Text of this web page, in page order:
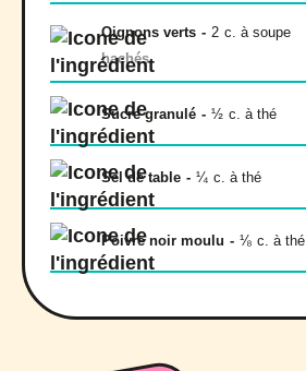
Oignons verts - 2 c. à soupe
hachés
Sucre granulé - ½ c. à thé
Sel de table - ¼ c. à thé
Poivre noir moulu - ⅛ c. à thé